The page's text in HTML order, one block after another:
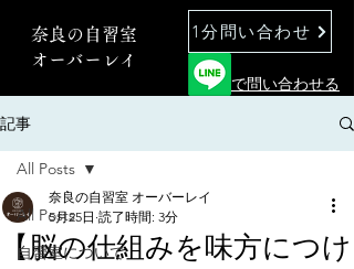
奈良の自習室
オーバーレイ
1分問い合わせ
で問い合わせる
記事
All Posts
自習室について
All Posts
【脳の仕組みを味方につけ
奈良の自習室 オーバーレイ
5月25日 読了時間: 3分